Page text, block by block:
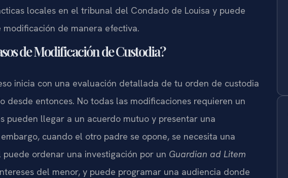
locales en el tribunal del Condado de Louisa y puede
de manera efectiva.
de Modificación de Custodia?
inicia con una evaluación detallada de tu orden de custodia
desde entonces. No todas las modificaciones requieren un
pueden llegar a un acuerdo mutuo y presentar una
cuando el otro padre se opone, se necesita una
ordenar una investigación por un Guardian ad Litem
del menor, y puede programar una audiencia donde